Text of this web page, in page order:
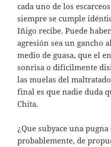
cada uno de los
siempre se cumple
Iñigo recibe. Puede
agresión sea un gancho
medio de guasa, que el
sonrisa o difícilmente
las muelas del
final es que nadie duda
Chita.
¿Que subyace una pugna
probablemente, de